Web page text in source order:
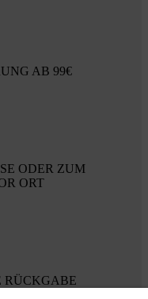
AB 99€
ODER ZUM
ORT
RÜCKGABE